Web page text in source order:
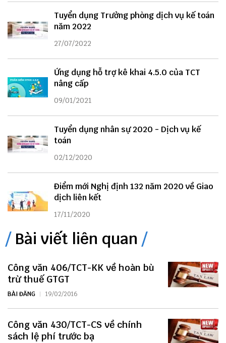
Tuyển dụng Trưởng phòng dịch vụ kế toán
năm 2022
27/07/2022
Ứng dụng hỗ trợ kê khai 4.5.0 của TCT
nâng cấp
09/01/2021
Tuyển dụng nhân sự 2020 - Dịch vụ kế
toán
02/12/2020
Điểm mới Nghị định 132 năm 2020 về Giao
dịch liên kết
17/11/2020
Bài viết liên quan
Công văn 406/TCT-KK về hoàn bù
trừ thuế GTGT
BÀI ĐĂNG 19/02/2016
Công văn 430/TCT-CS về chính
sách lệ phí trước bạ